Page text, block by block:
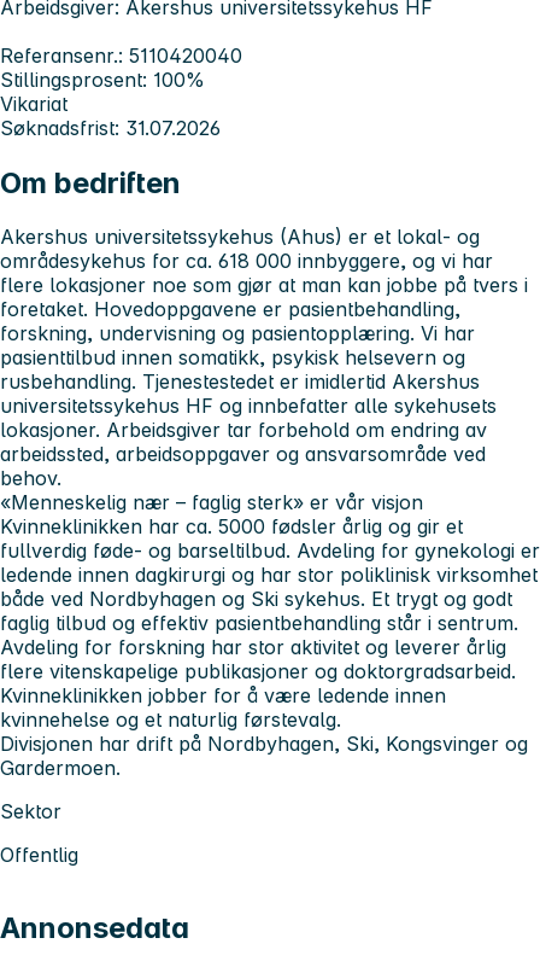
Arbeidsgiver: Akershus universitetssykehus HF
Referansenr.: 5110420040
Stillingsprosent: 100%
Vikariat
Søknadsfrist: 31.07.2026
Om bedriften
Akershus universitetssykehus (Ahus) er et lokal- og
områdesykehus for ca. 618 000 innbyggere, og vi har
flere lokasjoner noe som gjør at man kan jobbe på tvers i
foretaket. Hovedoppgavene er pasientbehandling,
forskning, undervisning og pasientopplæring. Vi har
pasienttilbud innen somatikk, psykisk helsevern og
rusbehandling. Tjenestestedet er imidlertid Akershus
universitetssykehus HF og innbefatter alle sykehusets
lokasjoner. Arbeidsgiver tar forbehold om endring av
arbeidssted, arbeidsoppgaver og ansvarsområde ved
behov.
«Menneskelig nær – faglig sterk» er vår visjon
Kvinneklinikken har ca. 5000 fødsler årlig og gir et
fullverdig føde- og barseltilbud. Avdeling for gynekologi er
ledende innen dagkirurgi og har stor poliklinisk virksomhet
både ved Nordbyhagen og Ski sykehus. Et trygt og godt
faglig tilbud og effektiv pasientbehandling står i sentrum.
Avdeling for forskning har stor aktivitet og leverer årlig
flere vitenskapelige publikasjoner og doktorgradsarbeid.
Kvinneklinikken jobber for å være ledende innen
kvinnehelse og et naturlig førstevalg.
Divisjonen har drift på Nordbyhagen, Ski, Kongsvinger og
Gardermoen.
Sektor
Offentlig
Annonsedata